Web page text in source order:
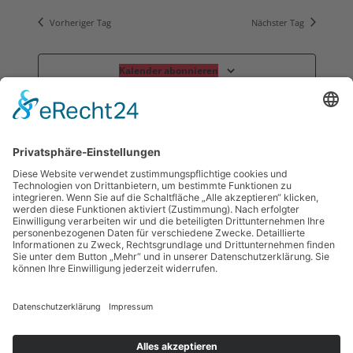
Vorheriger Tag Nächster Tag
Kalender abonnieren